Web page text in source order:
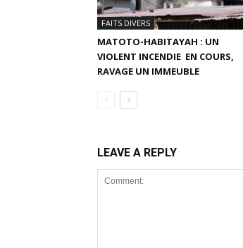
FAITS DIVERS
MATOTO-HABITAYAH : UN
VIOLENT INCENDIE EN COURS,
RAVAGE UN IMMEUBLE
LEAVE A REPLY